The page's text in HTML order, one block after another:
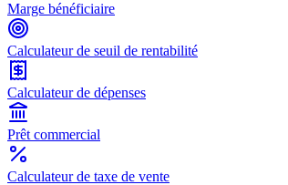
Marge bénéficiaire
Calculateur de seuil de rentabilité
Calculateur de dépenses
Prêt commercial
Calculateur de taxe de vente